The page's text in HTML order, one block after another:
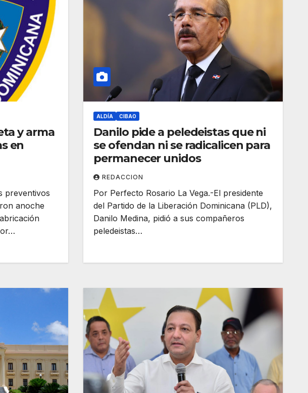
y arma
preventivos
anoche
ALDÍA CIBAO
Danilo pide a peledeistas que ni
se ofendan ni se radicalicen para
permanecer unidos
REDACCION
Por Perfecto Rosario La Vega.-El presidente
del Partido de la Liberación Dominicana (PLD),
Danilo Medina, pidió a sus compañeros
peledeistas…